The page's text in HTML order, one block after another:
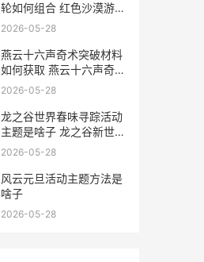
轮如何组合 红色沙漠游戏
什么时候上线
2026-05-28
燕云十六声奇术突破材料
如何获取 燕云十六声奇术
狮吼正生怎么获得
2026-05-28
龙之谷世界春味寻踪活动
主题是啥子 龙之谷新世界
手游视频
2026-05-28
风云元旦活动主题方法是
啥子
2026-05-28